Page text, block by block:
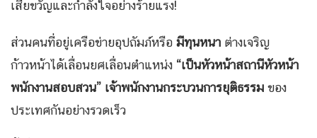
เสียขวัญและกำลังใจอย่างร้ายแรง!
ส่วนคนที่อยู่เครือข่ายอุปถัมภ์หรือ มีทุนหนา ต่างเจริญ
ก้าวหน้าได้เลื่อนยศเลื่อนตำแหน่ง “เป็นหัวหน้าสถานีหัวหน้า
พนักงานสอบสวน” เจ้าพนักงานกระบวนการยุติธรรม ของ
ประเทศกันอย่างรวดเร็ว